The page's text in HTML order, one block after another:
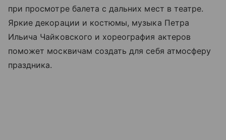
при просмотре балета с дальних мест в театре.
Яркие декорации и костюмы, музыка Петра
Ильича Чайковского и хореография актеров
поможет москвичам создать для себя атмосферу
праздника.